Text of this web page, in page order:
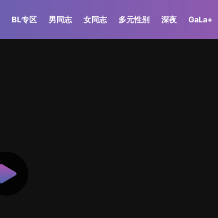
BL专区 男同志 女同志 多元性别 深夜 GaLa+